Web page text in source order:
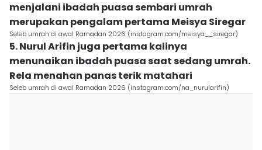
menjalani ibadah puasa sembari umrah
merupakan pengalam pertama Meisya Siregar
Seleb umrah di awal Ramadan 2026 (instagram.com/meisya__siregar)
5. Nurul Arifin juga pertama kalinya
menunaikan ibadah puasa saat sedang umrah.
Rela menahan panas terik matahari
Seleb umrah di awal Ramadan 2026 (instagram.com/na_nurularifin)